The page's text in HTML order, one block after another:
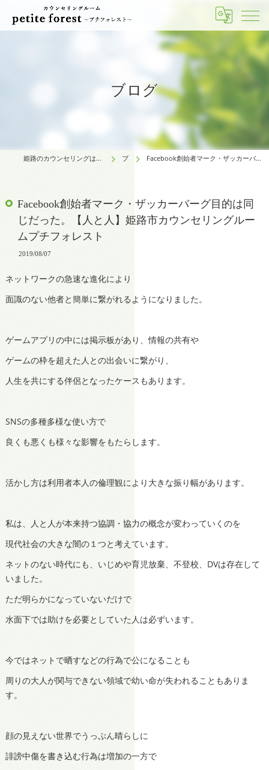
ブログ
姫路のカウンセリングはカウンセリングルーム petite forest～プチフォレスト～ ブログ Facebook創始者マーク・ザッカーバーグ目的は同じだった。【人と人】姫路市カウンセリングルームプチフォレスト
Facebook創始者マーク・ザッカーバーグ目的は同
じだった。【人と人】姫路市カウンセリングルー
ムプチフォレスト
2019/08/07
ネットワークの急速な進化により
面識のない他者と簡単に繋がれるようになりました。
ゲームアプリの中には掲示板があり、情報の共有や
ゲームの枠を超えた人との出会いに繋がり、
人生を共にする伴侶となったケースもあります。
SNSの多種多様な使い方で
良くも悪くも様々な影響をもたらします。
活かし方は利用者本人の倫理観により大きな振り幅があります。
私は、人と人が本来持つ協調・協力の概念が変わっていくのを
現代社会の大きな闇の１つと考えています。
ネットのない時代にも、いじめや育児放棄、不登校、DVは存在して
いました。
ただ明らかになっていないだけで
水面下では助けを必要としていた人は必ずいます。
今ではネットで晒すなどの行為で公になることも
周りの大人が関与できない領域で幼い命が失われることもありま
す。
顔の見えない世界でうっぷん晴らしに
誹謗中傷を書き込む行為は増加の一方で